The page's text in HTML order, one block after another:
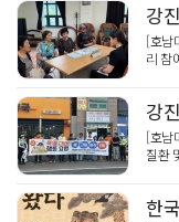
[호남
리 참
[호남
질환